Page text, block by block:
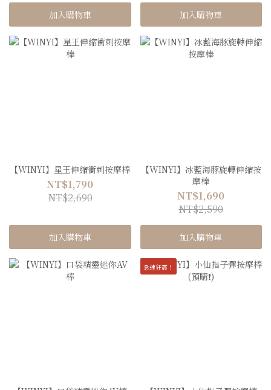
加入購物車 加入購物車
【WINYI】星王伸縮衝刺按摩棒
NT$1,790
NT$2,690
加入購物車
【WINYI】冰藍海豚旋轉伸縮按
摩棒
NT$1,690
NT$2,590
加入購物車
急速狂震！